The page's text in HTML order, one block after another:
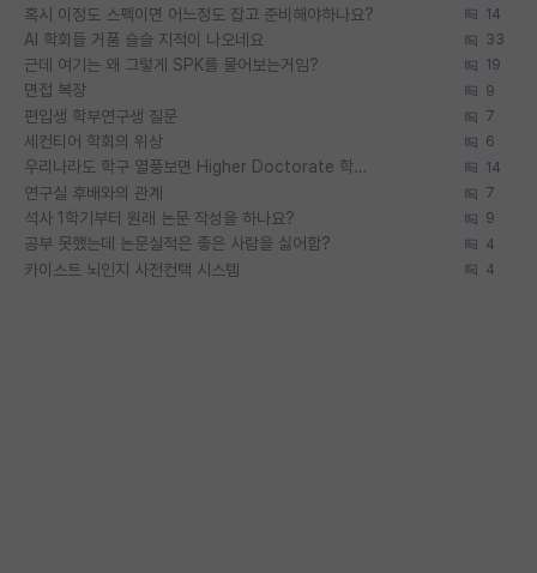
혹시 이정도 스펙이면 어느정도 잡고 준비해야하나요? 14
AI 학회들 거품 슬슬 지적이 나오네요 33
근데 여기는 왜 그렇게 SPK를 물어보는거임? 19
면접 복장 9
편입생 학부연구생 질문 7
세컨티어 학회의 위상 6
우리나라도 학구 열풍보면 Higher Doctorate 학위가 필요하다고 봅니다. 14
연구실 후배와의 관계 7
석사 1학기부터 원래 논문 작성을 하나요? 9
공부 못했는데 논문실적은 좋은 사람을 싫어함? 4
카이스트 뇌인지 사전컨택 시스템 4